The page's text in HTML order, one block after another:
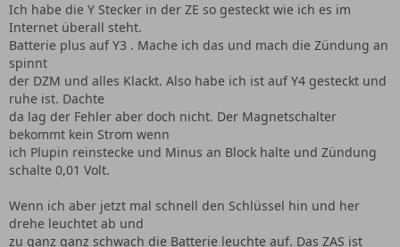
Ich habe die Y Stecker in der ZE so gesteckt wie ich es im
Internet überall steht.
Batterie plus auf Y3 . Mache ich das und mach die Zündung an
spinnt
der DZM und alles Klackt. Also habe ich ist auf Y4 gesteckt und
ruhe ist. Dachte
da lag der Fehler aber doch nicht. Der Magnetschalter
bekommt kein Strom wenn
ich Plupin reinstecke und Minus an Block halte und Zündung
schalte 0,01 Volt.
Wenn ich aber jetzt mal schnell den Schlüssel hin und her
drehe leuchtet ab und
zu ganz ganz schwach die Batterie leuchte auf. Das ZAS ist